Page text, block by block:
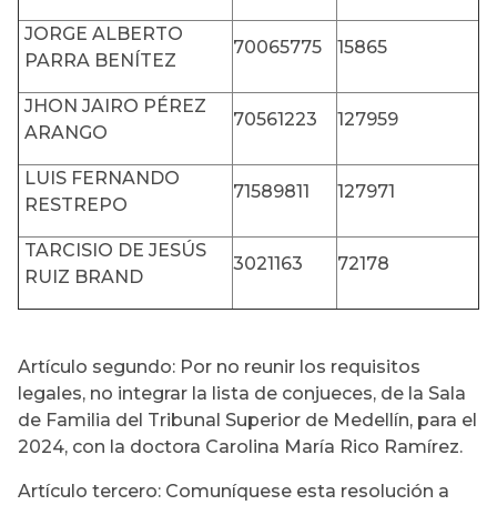
JORGE ALBERTO
PARRA BENÍTEZ
70065775 15865
JHON JAIRO PÉREZ
ARANGO
70561223 127959
LUIS FERNANDO
RESTREPO
71589811 127971
TARCISIO DE JESÚS
RUIZ BRAND
3021163 72178
Artículo segundo: Por no reunir los requisitos
legales, no integrar la lista de conjueces, de la Sala
de Familia del Tribunal Superior de Medellín, para el
2024, con la doctora Carolina María Rico Ramírez.
Artículo tercero: Comuníquese esta resolución a